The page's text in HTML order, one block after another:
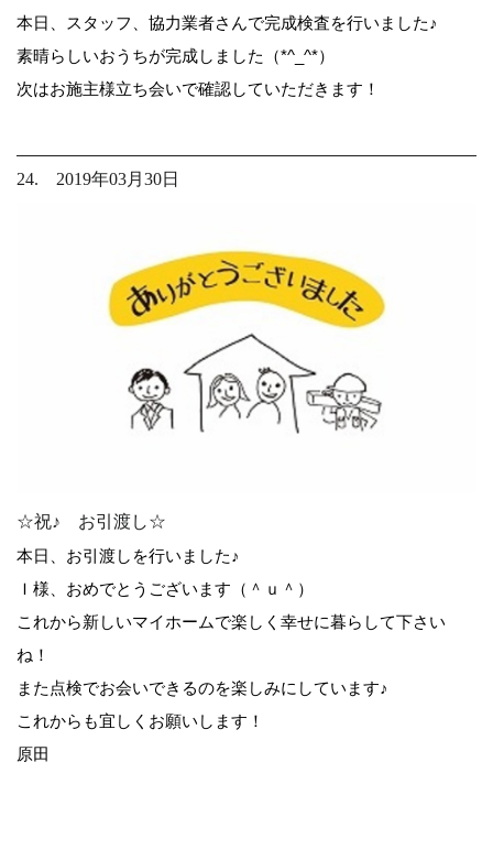
本日、スタッフ、協力業者さんで完成検査を行いました♪
素晴らしいおうちが完成しました（*^_^*）
次はお施主様立ち会いで確認していただきます！
24. 2019年03月30日
☆祝♪ お引渡し☆
本日、お引渡しを行いました♪
Ｉ様、おめでとうございます（＾ｕ＾）
これから新しいマイホームで楽しく幸せに暮らして下さい
ね！
また点検でお会いできるのを楽しみにしています♪
これからも宜しくお願いします！
原田